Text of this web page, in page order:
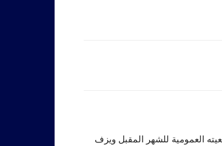
العمومية للشهر المقبل ويزف